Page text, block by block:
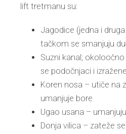
lift tretmanu su:
Jagodice (jedna i
tačkom se smanjuju
Suzni kanal;
se podočnjaci i
Koren nosa – utiče na
umanjuje bore
Ugao usana –
Donja vilica – zateže